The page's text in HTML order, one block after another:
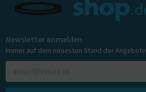
Newsletter anmelden
Immer auf dem neuesten Stand der Angebote